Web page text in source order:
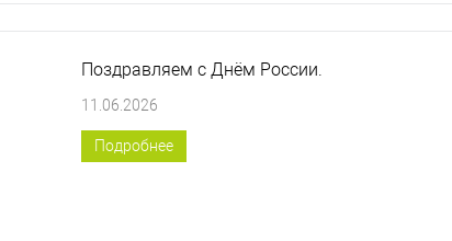
Поздравляем с Днём России.
11.06.2026
Подробнее